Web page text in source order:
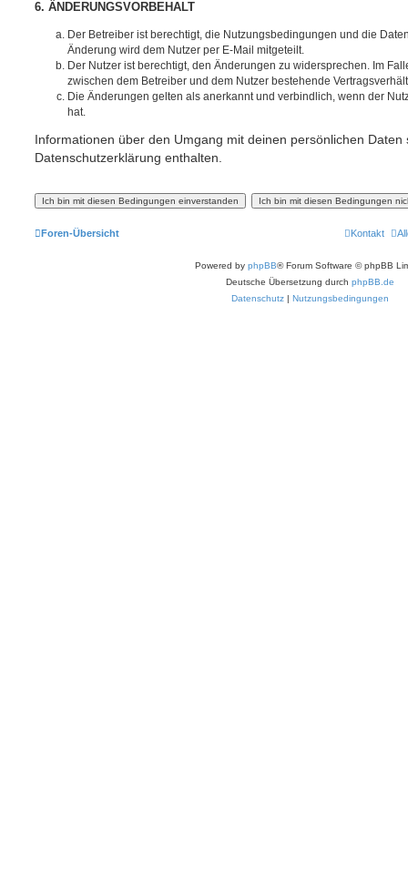
6. ÄNDERUNGSVORBEHALT
Der Betreiber ist berechtigt, die Nutzungsbedingungen und die
Änderung wird dem Nutzer per E-Mail mitgeteilt.
Der Nutzer ist berechtigt, den Änderungen zu widersprechen. Im
zwischen dem Betreiber und dem Nutzer bestehende
Die Änderungen gelten als anerkannt und verbindlich, wenn der
hat.
Informationen über den Umgang mit deinen persönlichen Daten
Datenschutzerklärung enthalten.
Foren-Übersicht Kontakt
Powered by phpBB® Forum Software © phpBB
Deutsche Übersetzung durch phpBB.de
Datenschutz | Nutzungsbedingungen